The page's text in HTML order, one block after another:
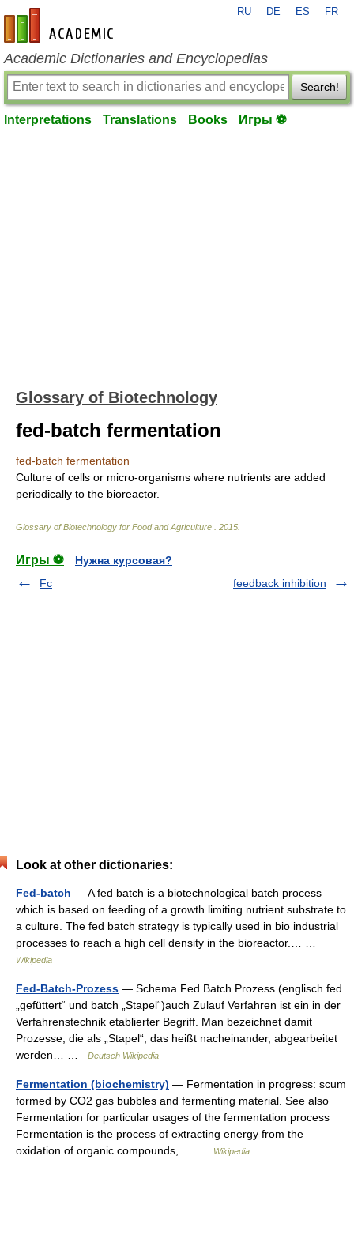
en-academic.com
RU DE ES FR
Academic Dictionaries and Encyclopedias
Search!
Interpretations Translations Books Игры ⚽
Glossary of Biotechnology
fed-batch fermentation
fed-batch fermentation
Culture of cells or micro-organisms where nutrients are added
periodically to the bioreactor.
Glossary of Biotechnology for Food and Agriculture 2015
Игры ⚽
Нужна курсовая?
Fc
feedback inhibition
Look at other dictionaries:
Fed-batch — A fed batch is a biotechnological batch process
which is based on feeding of a growth limiting nutrient substrate to
a culture. The fed batch strategy is typically used in bio industrial
processes to reach a high cell density in the bioreactor.… …
Wikipedia
Fed-Batch-Prozess — Schema Fed Batch Prozess (englisch fed
„gefüttert“ und batch „Stapel“)auch Zulauf Verfahren ist ein in der
Verfahrenstechnik etablierter Begriff. Man bezeichnet damit
Prozesse, die als „Stapel“, das heißt nacheinander, abgearbeitet
werden… …
Deutsch Wikipedia
Fermentation (biochemistry) — Fermentation in progress: scum
formed by CO2 gas bubbles and fermenting material. See also
Fermentation for particular usages of the fermentation process
Fermentation is the process of extracting energy from the
oxidation of organic compounds,… …
Wikipedia